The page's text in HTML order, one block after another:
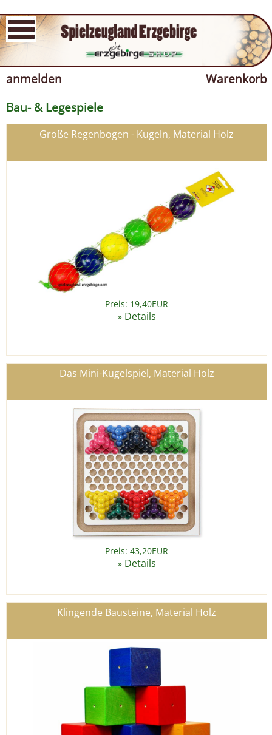
anmelden
Warenkorb
Bau- & Legespiele
Große Regenbogen - Kugeln, Material Holz
Preis: 19,40EUR
» Details
Das Mini-Kugelspiel, Material Holz
Preis: 43,20EUR
» Details
Klingende Bausteine, Material Holz